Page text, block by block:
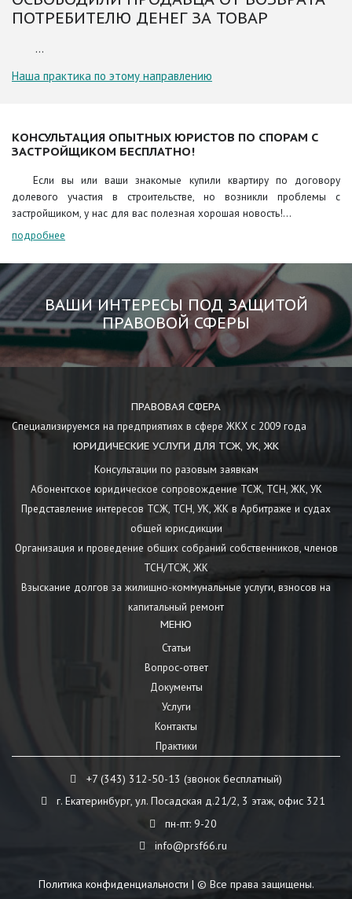
ПОТРЕБИТЕЛЮ ДЕНЕГ ЗА ТОВАР
...
Наша практика по этому направлению
КОНСУЛЬТАЦИЯ ОПЫТНЫХ ЮРИСТОВ ПО СПОРАМ С
ЗАСТРОЙЩИКОМ БЕСПЛАТНО!
Если вы или ваши знакомые купили квартиру по договору
долевого участия в строительстве, но возникли проблемы с
застройщиком, у нас для вас полезная хорошая новость!...
подробнее
ВАШИ ИНТЕРЕСЫ ПОД ЗАЩИТОЙ
ПРАВОВОЙ СФЕРЫ
ПРАВОВАЯ СФЕРА
Специализируемся на предприятиях в сфере ЖКХ с 2009 года
ЮРИДИЧЕСКИЕ УСЛУГИ ДЛЯ ТСЖ, УК, ЖК
Консультации по разовым заявкам
Абонентское юридическое сопровождение ТСЖ, ТСН, ЖК, УК
Представление интересов ТСЖ, ТСН, УК, ЖК в Арбитраже и судах
общей юрисдикции
Организация и проведение общих собраний собственников, членов
ТСН/ТСЖ, ЖК
Взыскание долгов за жилищно-коммунальные услуги, взносов на
капитальный ремонт
МЕНЮ
Статьи
Вопрос-ответ
Документы
Услуги
Контакты
Практики
+7 (343) 312-50-13 (звонок бесплатный)
г. Екатеринбург, ул. Посадская д.21/2, 3 этаж, офис 321
пн-пт: 9-20
info@prsf66.ru
Политика конфиденциальности | © Все права защищены.